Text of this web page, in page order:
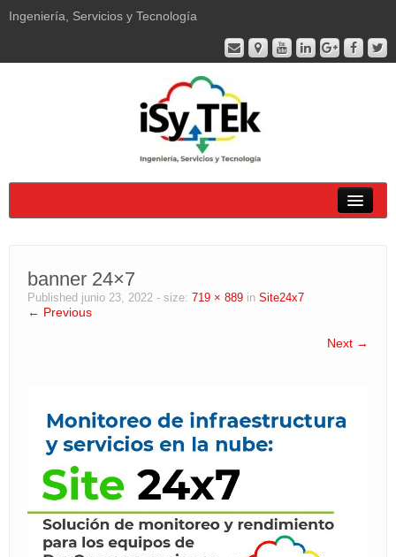
Ingeniería, Servicios y Tecnología
Productos
Servicios
BLOG
miTienda
banner 24×7
Published junio 23, 2022 - size: 719 × 889 in Site24x7
← Previous
Next →